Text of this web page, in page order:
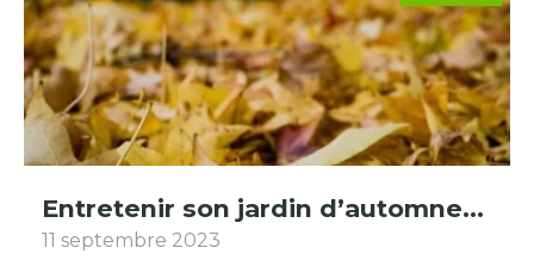
Entretenir son jardin d’automne...
11 septembre 2023